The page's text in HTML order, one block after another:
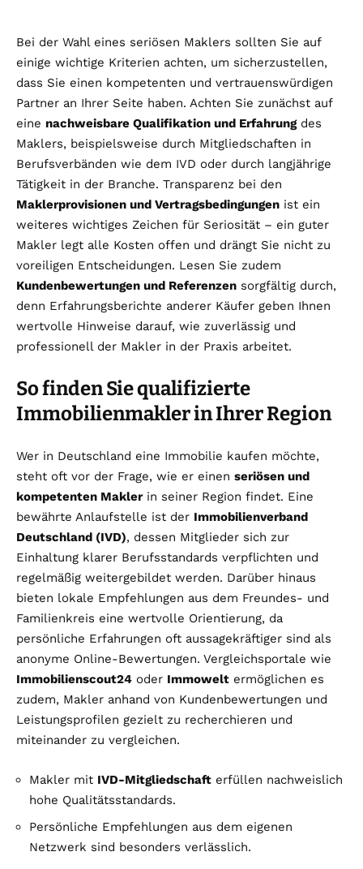
Bei der Wahl eines seriösen Maklers sollten Sie auf
einige wichtige Kriterien achten, um sicherzustellen,
dass Sie einen kompetenten und vertrauenswürdigen
Partner an Ihrer Seite haben. Achten Sie zunächst auf
eine nachweisbare Qualifikation und Erfahrungdes
Maklers, beispielsweise durch Mitgliedschaften in
Berufsverbänden wie dem IVD oder durch langjährige
Tätigkeit in der Branche. Transparenz bei den
Maklerprovisionen und Vertragsbedingungen ist ein
weiteres wichtiges Zeichen für Seriosität – ein guter
Makler legt alle Kosten offen und drängt Sie nicht zu
voreiligen Entscheidungen. Lesen Sie zudem
Kundenbewertungen und Referenzen sorgfältig durch,
denn Erfahrungsberichte anderer Käufer geben Ihnen
wertvolle Hinweise darauf, wie zuverlässig und
professionell der Makler in der Praxis arbeitet.
So finden Sie qualifizierte
Immobilienmakler in Ihrer Region
Wer in Deutschland eine Immobilie kaufen möchte,
steht oft vor der Frage, wie er einen seriösen und
kompetenten Maklerin seiner Region findet. Eine
bewährte Anlaufstelle ist der Immobilienverband
Deutschland (IVD), dessen Mitglieder sich zur
Einhaltung klarer Berufsstandards verpflichten und
regelmäßig weitergebildet werden. Darüber hinaus
bieten lokale Empfehlungen aus dem Freundes- und
Familienkreis eine wertvolle Orientierung, da
persönliche Erfahrungen oft aussagekräftiger sind als
anonyme Online-Bewertungen. Vergleichsportale wie
Immobilienscout24 oder Immowelt ermöglichen es
zudem, Makler anhand von Kundenbewertungen und
Leistungsprofilen gezielt zu recherchieren und
miteinander zu vergleichen.
Makler mit IVD-Mitgliedschaft erfüllen nachweislich
hohe Qualitätsstandards.
Persönliche Empfehlungen aus dem eigenen
Netzwerk sind besonders verlässlich.